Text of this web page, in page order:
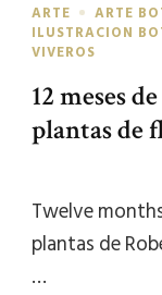
ARTE ARTE
ILUSTRACION
VIVEROS
12 meses
plantas de
Twelve
plantas de
…